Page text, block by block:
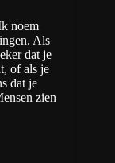
noem
Als
dat je
of als je
dat je
zien